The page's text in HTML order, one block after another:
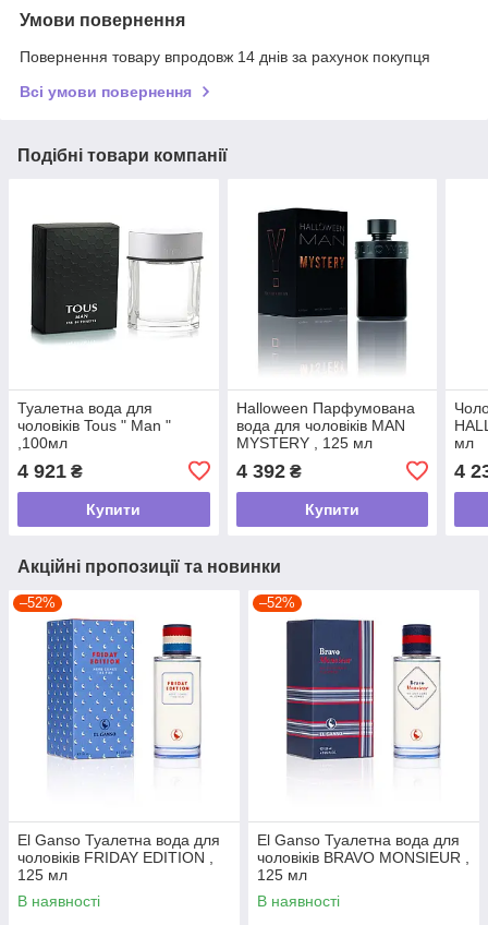
Умови повернення
Повернення товару впродовж 14 днів за рахунок покупця
Всі умови повернення
Подібні товари компанії
Туалетна вода для
чоловіків Tous " Man "
,100мл
4 921 ₴
Купити
Halloween Парфумована
вода для чоловіків MAN
MYSTERY , 125 мл
4 392₴
Купити
мл
4
Акційні пропозиції та новинки
–52%
El Ganso Туалетна вода для
чоловіків FRIDAY EDITION ,
125 мл
В наявності
–52%
El Ganso Туалетна вода для
чоловіків BRAVO MONSIEUR ,
125 мл
В наявності